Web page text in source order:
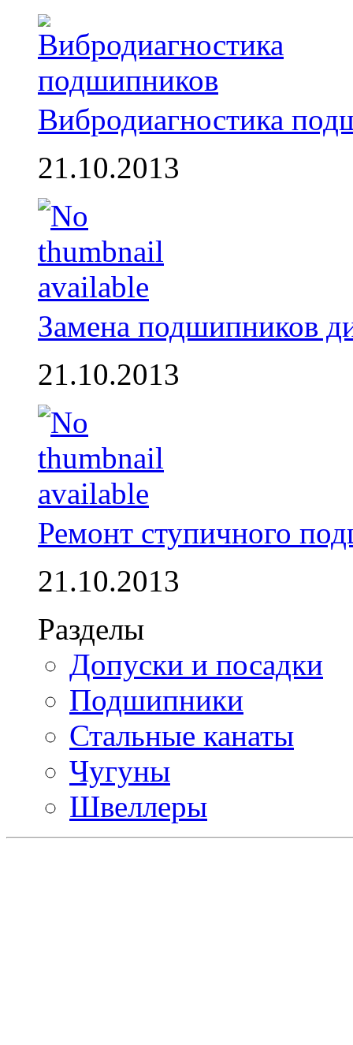
Вибродиагностика
21.10.2013
Замена подшипников
21.10.2013
Ремонт ступичного
21.10.2013
Разделы
Допуски и посадки
Подшипники
Стальные канаты
Чугуны
Швеллеры